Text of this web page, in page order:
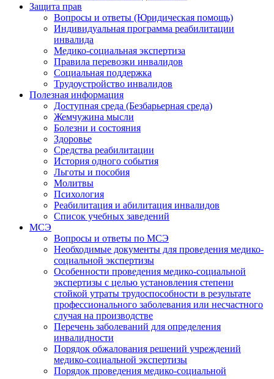
Защита прав
Вопросы и ответы (Юридическая помощь)
Индивидуальная программа реабилитации
инвалида
Медико-социальная экспертиза
Правила перевозки инвалидов
Социальная поддержка
Трудоустройство инвалидов
Полезная информация
Доступная среда (Безбарьерная среда)
Жемчужина мысли
Болезни и состояния
Здоровье
Средства реабилитации
История одного события
Льготы и пособия
Молитвы
Психология
Реабилитация и абилитация инвалидов
Список учебных заведений
МСЭ
Вопросы и ответы по МСЭ
Необходимые документы для проведения медико-
социальной экспертизы
Особенности проведения медико-социальной
экспертизы с целью установления степени
стойкой утраты трудоспособности в результате
профессионального заболевания или несчастного
случая на производстве
Перечень заболеваний для определения
инвалидности
Порядок обжалования решений учреждений
медико-социальной экспертизы
Порядок проведения медико-социальной